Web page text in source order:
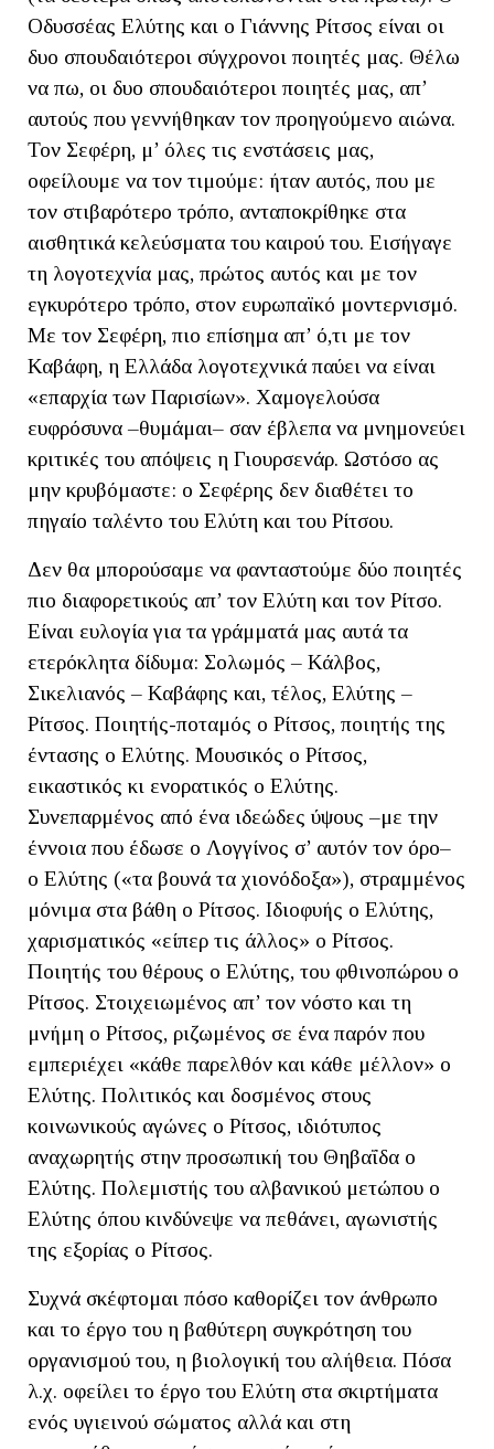
Οδυσσέας Ελύτης και ο Γιάννης Ρίτσος είναι οι
δυο σπουδαιότεροι σύγχρονοι ποιητές μας. Θέλω
να πω, οι δυο σπουδαιότεροι ποιητές μας, απ’
αυτούς που γεννήθηκαν τον προηγούμενο αιώνα.
Τον Σεφέρη, μ’ όλες τις ενστάσεις μας,
οφείλουμε να τον τιμούμε: ήταν αυτός, που με
τον στιβαρότερο τρόπο, ανταποκρίθηκε στα
αισθητικά κελεύσματα του καιρού του. Εισήγαγε
τη λογοτεχνία μας, πρώτος αυτός και με τον
εγκυρότερο τρόπο, στον ευρωπαϊκό μοντερνισμό.
Με τον Σεφέρη, πιο επίσημα απ’ ό,τι με τον
Καβάφη, η Ελλάδα λογοτεχνικά παύει να είναι
«επαρχία των Παρισίων». Χαμογελούσα
ευφρόσυνα –θυμάμαι– σαν έβλεπα να μνημονεύει
κριτικές του απόψεις η Γιουρσενάρ. Ωστόσο ας
μην κρυβόμαστε: ο Σεφέρης δεν διαθέτει το
πηγαίο ταλέντο του Ελύτη και του Ρίτσου.
Δεν θα μπορούσαμε να φανταστούμε δύο ποιητές
πιο διαφορετικούς απ’ τον Ελύτη και τον Ρίτσο.
Είναι ευλογία για τα γράμματά μας αυτά τα
ετερόκλητα δίδυμα: Σολωμός – Κάλβος,
Σικελιανός – Καβάφης και, τέλος, Ελύτης –
Ρίτσος. Ποιητής-ποταμός ο Ρίτσος, ποιητής της
έντασης ο Ελύτης. Μουσικός ο Ρίτσος,
εικαστικός κι ενορατικός ο Ελύτης.
Συνεπαρμένος από ένα ιδεώδες ύψους –με την
έννοια που έδωσε ο Λογγίνος σ’ αυτόν τον όρο–
ο Ελύτης («τα βουνά τα χιονόδοξα»), στραμμένος
μόνιμα στα βάθη ο Ρίτσος. Ιδιοφυής ο Ελύτης,
χαρισματικός «είπερ τις άλλος» ο Ρίτσος.
Ποιητής του θέρους ο Ελύτης, του φθινοπώρου ο
Ρίτσος. Στοιχειωμένος απ’ τον νόστο και τη
μνήμη ο Ρίτσος, ριζωμένος σε ένα παρόν που
εμπεριέχει «κάθε παρελθόν και κάθε μέλλον» ο
Ελύτης. Πολιτικός και δοσμένος στους
κοινωνικούς αγώνες ο Ρίτσος, ιδιότυπος
αναχωρητής στην προσωπική του Θηβαΐδα ο
Ελύτης. Πολεμιστής του αλβανικού μετώπου ο
Ελύτης όπου κινδύνεψε να πεθάνει, αγωνιστής
της εξορίας ο Ρίτσος.
Συχνά σκέφτομαι πόσο καθορίζει τον άνθρωπο
και το έργο του η βαθύτερη συγκρότηση του
οργανισμού του, η βιολογική του αλήθεια. Πόσα
λ.χ. οφείλει το έργο του Ελύτη στα σκιρτήματα
ενός υγιεινού σώματος αλλά και στη